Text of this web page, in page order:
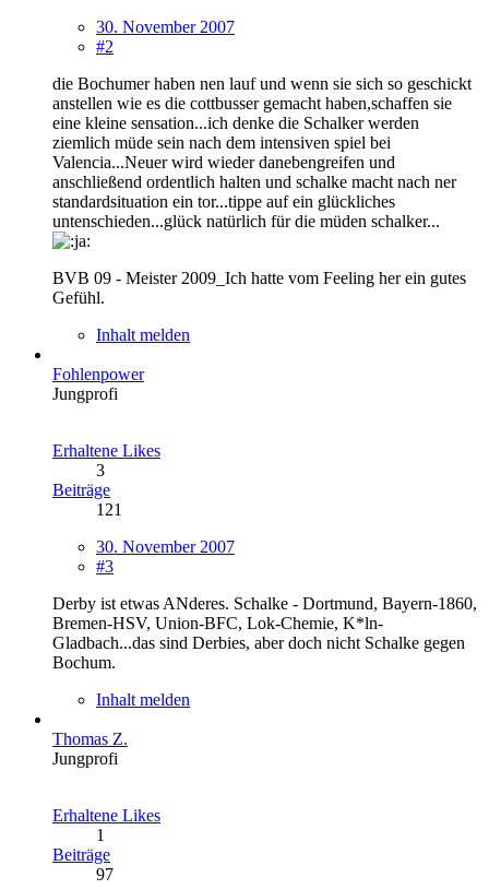
30. November 2007
#2
die Bochumer haben nen lauf und wenn sie sich so geschickt
anstellen wie es die cottbusser gemacht haben,schaffen sie
eine kleine sensation...ich denke die Schalker werden
ziemlich müde sein nach dem intensiven spiel bei
Valencia...Neuer wird wieder danebengreifen und
anschließend ordentlich halten und schalke macht nach ner
standardsituation ein tor...tippe auf ein glückliches
untenschieden...glück natürlich für die müden schalker...
BVB 09 - Meister 2009_Ich hatte vom Feeling her ein gutes
Gefühl.
Inhalt melden
Fohlenpower
Jungprofi
Erhaltene Likes
3
Beiträge
121
30. November 2007
#3
Derby ist etwas ANderes. Schalke - Dortmund, Bayern-1860,
Bremen-HSV, Union-BFC, Lok-Chemie, K*ln-
Gladbach...das sind Derbies, aber doch nicht Schalke gegen
Bochum.
Inhalt melden
Thomas Z.
Jungprofi
Erhaltene Likes
1
Beiträge
97